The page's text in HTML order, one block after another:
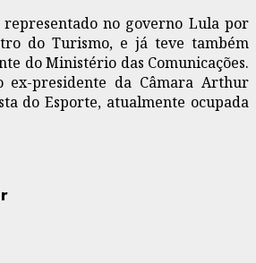
no governo Lula por
do Turismo, e já teve também
do Ministério das Comunicações.
ex-presidente da Câmara Arthur
do Esporte, atualmente ocupada